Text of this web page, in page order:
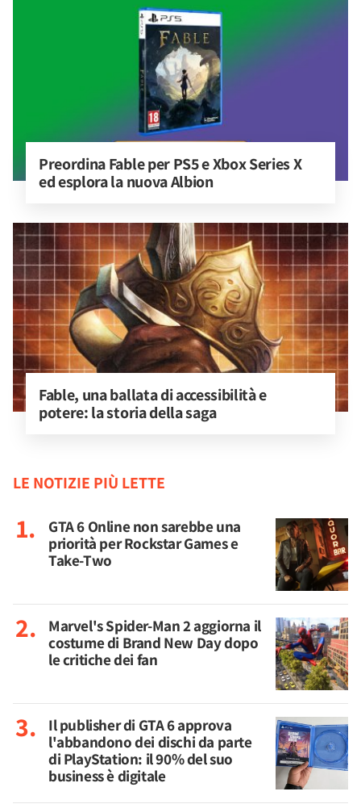
Preordina Fable per PS5 e Xbox Series X
ed esplora la nuova Albion
Fable, una ballata di accessibilità e
potere: la storia della saga
LE NOTIZIE PIÙ LETTE
GTA 6 Online non sarebbe una
priorità per Rockstar Games e
Take-Two
Marvel's Spider-Man 2 aggiorna il
costume di Brand New Day dopo
le critiche dei fan
Il publisher di GTA 6 approva
l'abbandono dei dischi da parte
di PlayStation: il 90% del suo
business è digitale